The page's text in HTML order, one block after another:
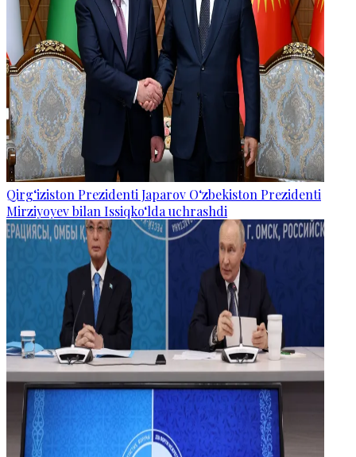
Qirg‘iziston Prezidenti Japarov O‘zbekiston Prezidenti
Mirziyoyev bilan Issiqko‘lda uchrashdi